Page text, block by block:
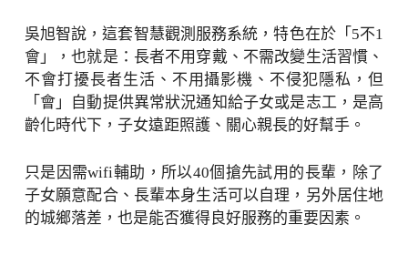
吳旭智說，這套智慧觀測服務系統，特色在於「5不1
會」，也就是：長者不用穿戴、不需改變生活習慣、
不會打擾長者生活、不用攝影機、不侵犯隱私，但
「會」自動提供異常狀況通知給子女或是志工，是高
齡化時代下，子女遠距照護、關心親長的好幫手。
只是因需wifi輔助，所以40個搶先試用的長輩，除了
子女願意配合、長輩本身生活可以自理，另外居住地
的城鄉落差，也是能否獲得良好服務的重要因素。